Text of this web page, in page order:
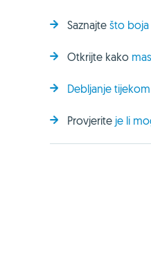
Saznajte što boja
Otkrijte kako
Debljanje
Provjerite je li